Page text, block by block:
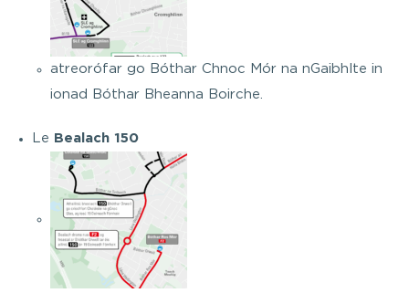
atreorófar go Bóthar Chnoc Mór na nGaibhlte in
ionad Bóthar Bheanna Boirche.
Le Bealach 150